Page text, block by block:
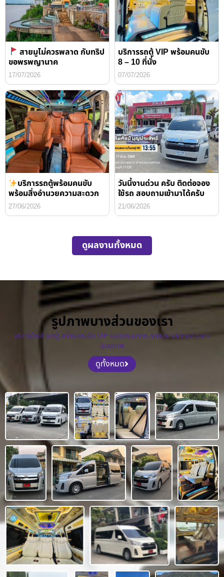
สายมูไม่ควรพลาด กับทริป
ขอพรพญานาค
17/07/2026
บริการรถตู้ VIP พร้อมคนขับ
8 – 10 ที่นั่ง
07/07/2026
บริการรถตู้พร้อมคนขับ
พร้อมสิ่งอำนวยความสะดวก
27/06/2026
วันนี้งานด่วน ครับ ติดต่อจอง
ใช้รถ สอบถามเข้ามาได้ครับ
21/06/2026
ดูผลงานทั้งหมด
รูปภาพบางส่วนของเรา
บริการให้เช่ารถตู้ พร้อมคนขับ VIP แบบครบวงจร รถสวย บริการดี ราคา
มิตรภาพ
ดูทั้งหมด